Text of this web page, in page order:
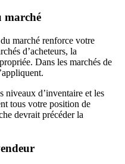
marché
marché renforce votre
d’acheteurs, la
Dans les marchés de
niveaux d’inventaire et les
tous votre position de
devrait précéder la